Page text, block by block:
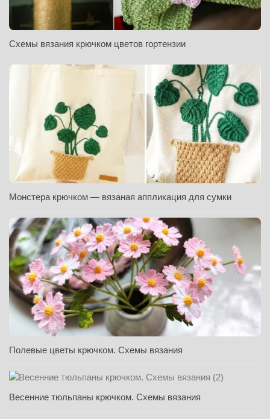
Схемы вязания крючком цветов гортензии
Монстера крючком — вязаная аппликация для сумки
Полевые цветы крючком. Схемы вязания
Весенние тюльпаны крючком. Схемы вязания